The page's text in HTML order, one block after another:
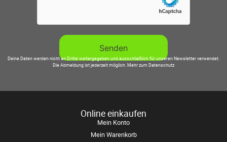
Deine Daten werden nicht an Dritte weitergegeben und ausschließlich für unseren Newsletter verwendet.
Die Abmeldung ist jederzeit möglich.Mehr zum Datenschutz
Online einkaufen
Mein Konto
Mein Warenkorb